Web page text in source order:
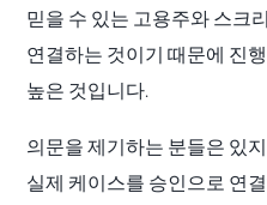
믿을 수 있는 고용주와 스크
연결하는 것이기 때문에 진
높은 것입니다.
의문을 제기하는 분들은 있
실제 케이스를 승인으로 연